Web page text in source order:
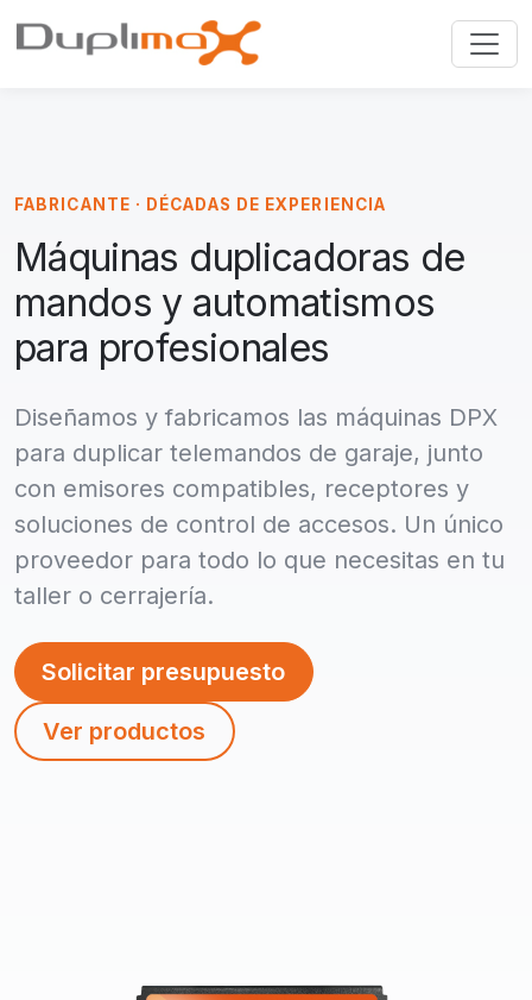
FABRICANTE · DÉCADAS DE EXPERIENCIA
Máquinas duplicadoras de
mandos y automatismos
para profesionales
Diseñamos y fabricamos las máquinas DPX
para duplicar telemandos de garaje, junto
con emisores compatibles, receptores y
soluciones de control de accesos. Un único
proveedor para todo lo que necesitas en tu
taller o cerrajería.
Solicitar presupuesto
Ver productos